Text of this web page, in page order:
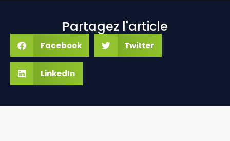
Partagez l'article
Facebook Twitter
LinkedIn